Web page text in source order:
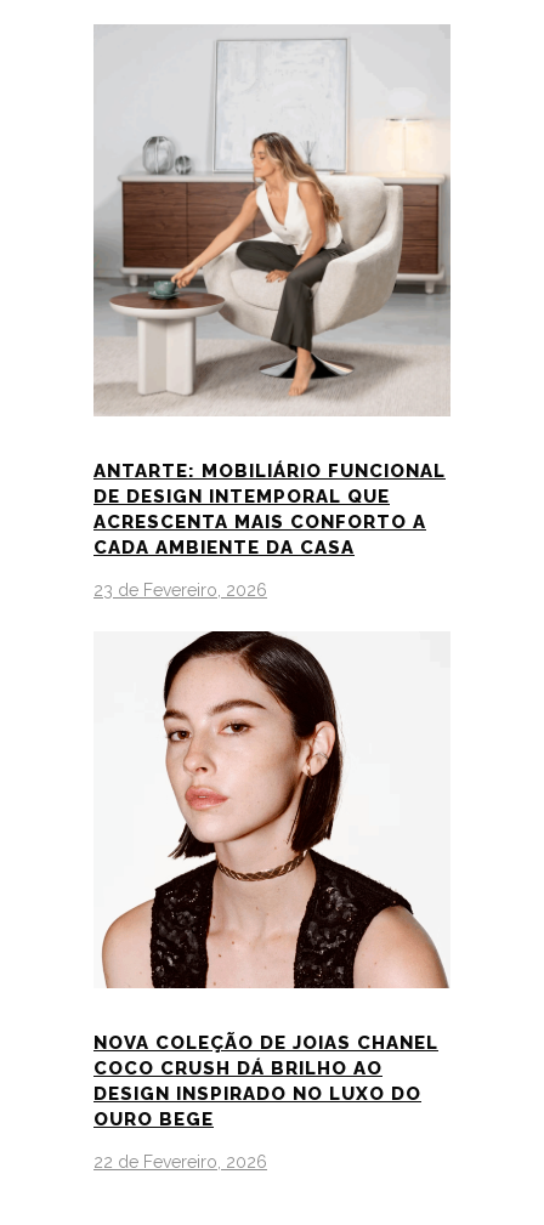
ANTARTE: MOBILIÁRIO FUNCIONAL
DE DESIGN INTEMPORAL QUE
ACRESCENTA MAIS CONFORTO A
CADA AMBIENTE DA CASA
23 de Fevereiro, 2026
NOVA COLEÇÃO DE JOIAS CHANEL
COCO CRUSH DÁ BRILHO AO
DESIGN INSPIRADO NO LUXO DO
OURO BEGE
22 de Fevereiro, 2026